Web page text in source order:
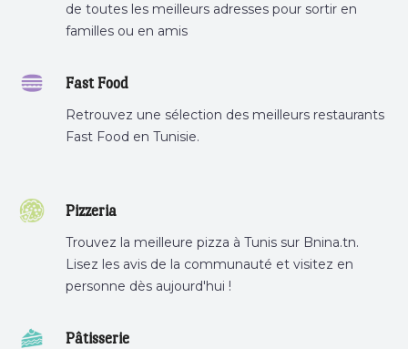
de toutes les meilleurs adresses pour sortir en
familles ou en amis
Fast Food
Retrouvez une sélection des meilleurs restaurants
Fast Food en Tunisie.
Pizzeria
Trouvez la meilleure pizza à Tunis sur Bnina.tn.
Lisez les avis de la communauté et visitez en
personne dès aujourd'hui !
Pâtisserie